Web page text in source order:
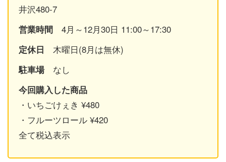
井沢480-7
営業時間 4月～12月30日 11:00～17:30
定休日 木曜日(8月は無休)
駐車場なし
今回購入した商品
・いちごけぇき ¥480
・フルーツロール ¥420
全て税込表示